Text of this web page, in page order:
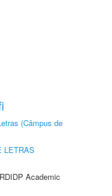
(Câmpus de
LETRAS
Academic